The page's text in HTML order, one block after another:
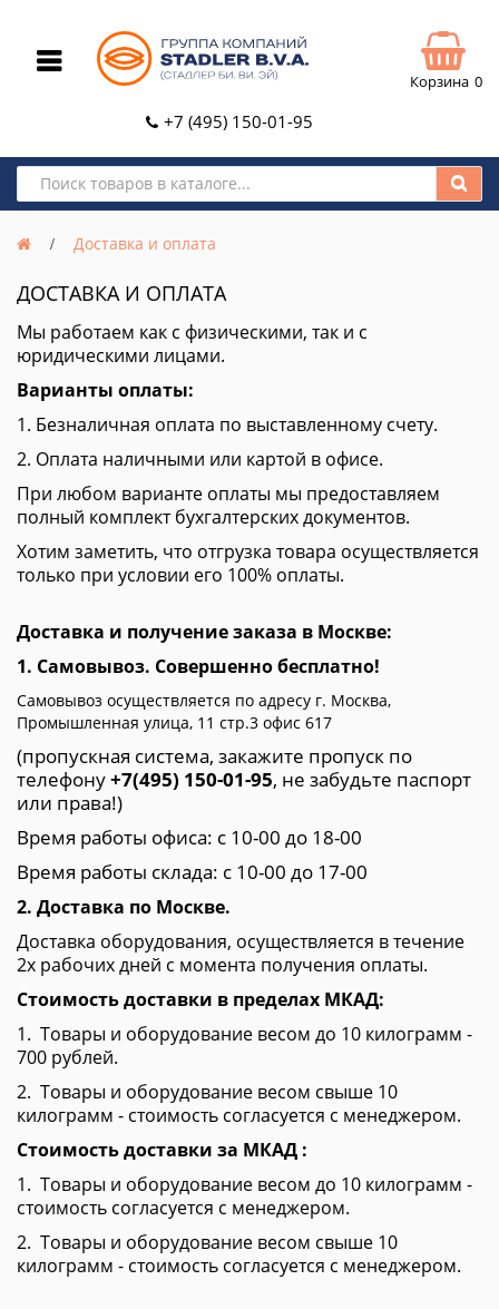
+7 (495) 150-01-95
Корзина 0
Доставка и оплата
ДОСТАВКА И ОПЛАТА
Мы работаем как с физическими, так и с
юридическими лицами.
Варианты оплаты:
1. Безналичная оплата по выставленному счету.
2. Оплата наличными или картой в офисе.
При любом варианте оплаты мы предоставляем
полный комплект бухгалтерских документов.
Хотим заметить, что отгрузка товара осуществляется
только при условии его 100% оплаты.
Доставка и получение заказа в Москве:
1. Самовывоз. Совершенно бесплатно!
Самовывоз осуществляется по адресу г. Москва,
Промышленная улица, 11 стр.3 офис 617
(пропускная система, закажите пропуск по
телефону+7(495) 150-01-95, не забудьте паспорт
или права!)
Время работы офиса: с 10-00 до 18-00
Время работы склада: с 10-00 до 17-00
2. Доставка по Москве.
Доставка оборудования, осуществляется в течение
2х рабочих дней с момента получения оплаты.
Стоимость доставки в пределах МКАД:
1. Товары и оборудование весом до 10 килограмм -
700 рублей.
2. Товары и оборудование весом свыше 10
килограмм - стоимость согласуется с менеджером.
Стоимость доставки за МКАД :
1. Товары и оборудование весом до 10 килограмм -
стоимость согласуется с менеджером.
2. Товары и оборудование весом свыше 10
килограмм - стоимость согласуется с менеджером.